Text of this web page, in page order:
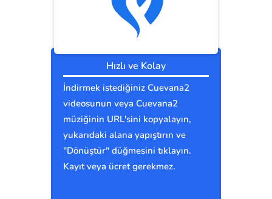
Hızlı ve Kolay
İndirmek istediğiniz Cuevana2
videosunun veya Cuevana2
müziğinin URL'sini kopyalayın,
yukarıdaki alana yapıştırın ve
"Dönüştür" düğmesini tıklayın.
Kayıt veya ücret gerekmez.